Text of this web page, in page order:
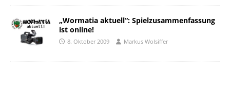
„Wormatia aktuell“: Spielzusammenfassung
ist online!
8. Oktober 2009 Markus Wolsiffer